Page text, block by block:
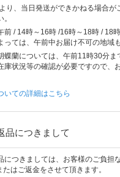
り、当日発送ができかねる場合が
前 / 14時～16時 /16時～18時 / 18
ては、午前中お届け不可の地域
蘭については、午前11時30分ま
庫状況等の確認が必要ですので、
いての詳細はこちら
品につきまして
につきましては、お客様のご負担
はご返金をさせて頂きます。